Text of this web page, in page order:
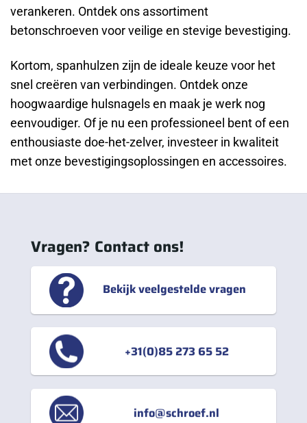
verankeren. Ontdek ons assortiment
betonschroeven voor veilige en stevige bevestiging.
Kortom, spanhulzen zijn de ideale keuze voor het
snel creëren van verbindingen. Ontdek onze
hoogwaardige hulsnagels en maak je werk nog
eenvoudiger. Of je nu een professioneel bent of een
enthousiaste doe-het-zelver, investeer in kwaliteit
met onze bevestigingsoplossingen en accessoires.
Vragen? Contact ons!
Bekijk veelgestelde vragen
+31(0)85 273 65 52
info@schroef.nl